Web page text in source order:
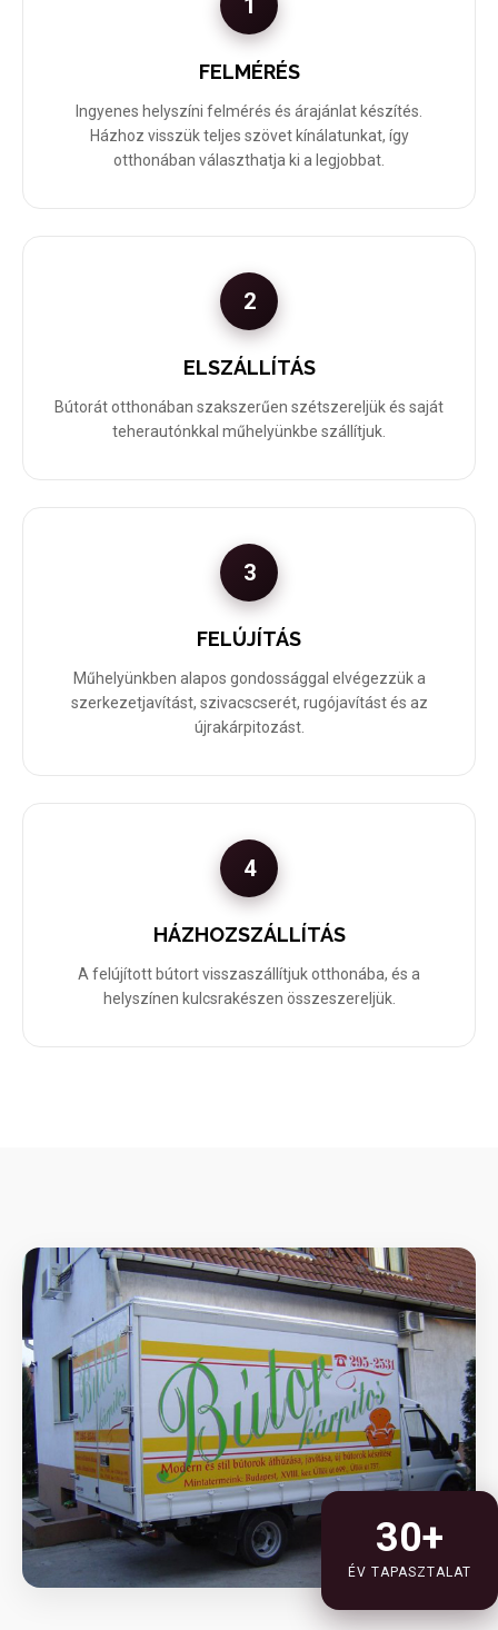
1
FELMÉRÉS
Ingyenes helyszíni felmérés és árajánlat készítés.
Házhoz visszük teljes szövet kínálatunkat, így
otthonában választhatja ki a legjobbat.
2
ELSZÁLLÍTÁS
Bútorát otthonában szakszerűen szétszereljük és saját
teherautónkkal műhelyünkbe szállítjuk.
3
FELÚJÍTÁS
Műhelyünkben alapos gondossággal elvégezzük a
szerkezetjavítást, szivacscserét, rugójavítást és az
újrakárpitozást.
4
HÁZHOZSZÁLLÍTÁS
A felújított bútort visszaszállítjuk otthonába, és a
helyszínen kulcsrakészen összeszereljük.
30+
ÉV TAPASZTALAT